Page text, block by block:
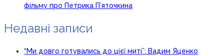
фільму про Петрика П’яточкина
Недавні записи
“Ми довго готувались до цієї миті”: Вадим Яценко